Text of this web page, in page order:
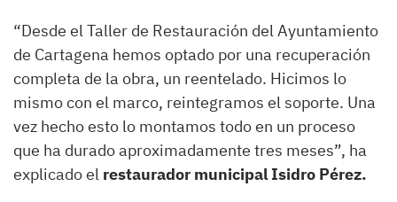
“Desde el Taller de Restauración del Ayuntamiento
de Cartagena hemos optado por una recuperación
completa de la obra, un reentelado. Hicimos lo
mismo con el marco, reintegramos el soporte. Una
vez hecho esto lo montamos todo en un proceso
que ha durado aproximadamente tres meses”, ha
explicado el restaurador municipal Isidro Pérez.